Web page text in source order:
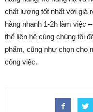
chất lượng tốt nhất với giá
hàng nhanh 1-2h làm việc
thể liên hệ cùng chúng tôi
phẩm, cũng như chọn cho
công việc.